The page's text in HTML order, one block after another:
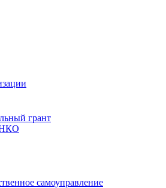
грант
НКО
самоуправление